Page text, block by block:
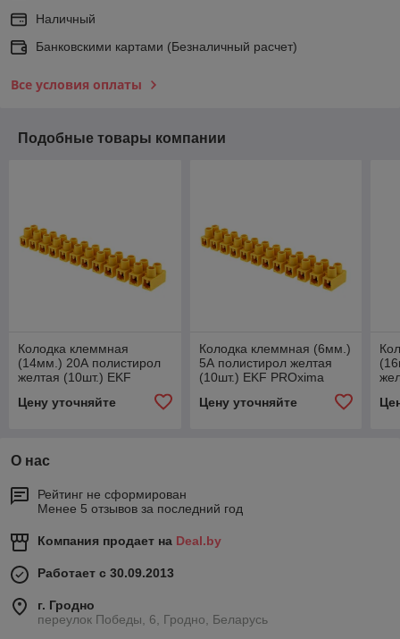
Наличный
Банковскими картами (Безналичный расчет)
Все условия оплаты
Подобные товары компании
Колодка клеммная
(14мм.) 20А полистирол
желтая (10шт.) EKF
Цену уточняйте
Колодка клеммная (6мм.)
5А полистирол желтая
(10шт.) EKF PROxima
Цену уточняйте
О нас
Рейтинг не сформирован
Менее 5 отзывов за последний год
Компания продает на Deal.by
Работает с 30.09.2013
г. Гродно
переулок Победы, 6, Гродно, Беларусь